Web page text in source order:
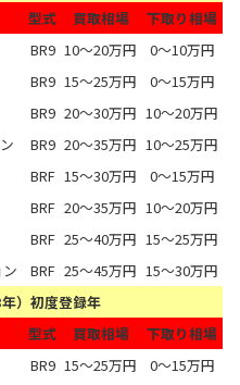
型式 買取相場
下取り相場
BR9 10～20万円
0～10万円
BR9 15～25万円
0～15万円
BR9 20～30万円 10～20万円
BR9 20～35万円 10～25万円
BRF 15～30万円
0～15万円
BRF 20～35万円 10～20万円
BRF 25～40万円 15～25万円
BRF 25～45万円 15～30万円
）初度登録年
型式 買取相場
下取り相場
BR9 15～25万円
0～15万円